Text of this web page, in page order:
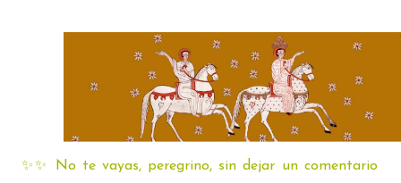
✨️✨️ No te vayas, peregrino, sin dejar un comentario